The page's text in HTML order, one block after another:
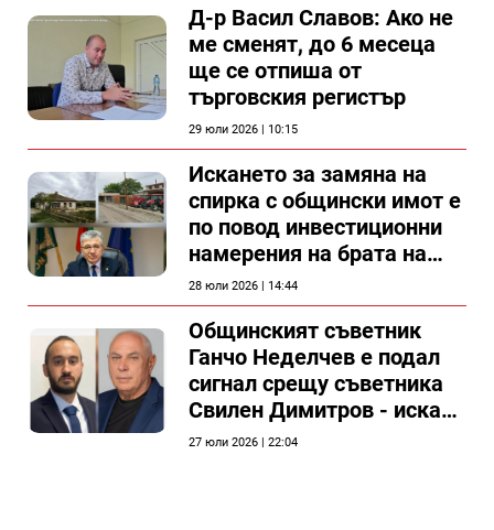
Д-р Васил Славов: Ако не
ме сменят, до 6 месеца
ще се отпиша от
търговския регистър
29 юли 2026 | 10:15
Искането за замяна на
спирка с общински имот е
по повод инвестиционни
намерения на брата на
председателя на
Общински съвет Силистра
28 юли 2026 | 14:44
Общинският съветник
Ганчо Неделчев е подал
сигнал срещу съветника
Свилен Димитров - иска
етичната комисия на
27 юли 2026 | 22:04